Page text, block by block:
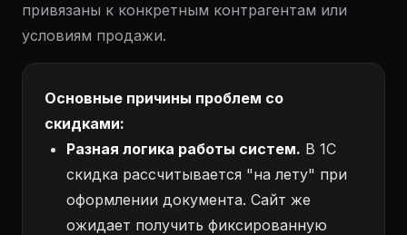
привязаны к конкретным контрагентам или
условиям продажи.
Основные причины проблем со
скидками:
Разная логика работы систем. В 1С
скидка рассчитывается "на лету" при
оформлении документа. Сайт же
ожидает получить фиксированную